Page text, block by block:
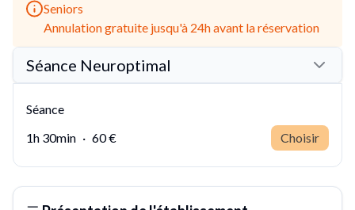
Seniors
Annulation gratuite jusqu'à 24h avant la réservation
Séance Neuroptimal
Séance
1h 30min · 60 € Choisir